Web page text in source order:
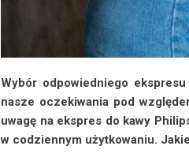
Wybór odpowiedniego
nasze oczekiwania pod
uwagę na ekspres do kawy
w codziennym użytkowaniu.